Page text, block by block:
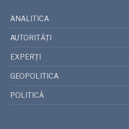
ANALITICA
AUTORITĂȚI
EXPERȚI
GEOPOLITICA
POLITICĂ